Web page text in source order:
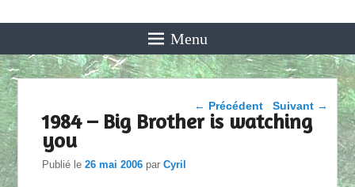
Menu
Parcourir les articles
← Précédent Suivant →
1984 – Big Brother is watching
you
Publié le26 mai 2006 parCyril